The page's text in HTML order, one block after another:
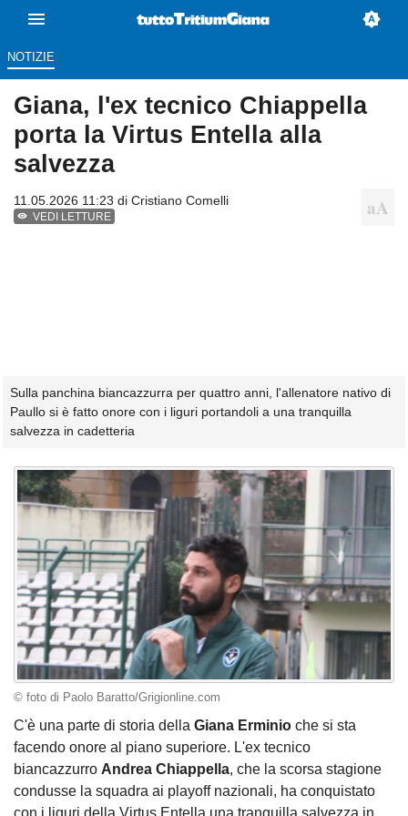
NOTIZIE
Giana, l'ex tecnico Chiappella
porta la Virtus Entella alla
salvezza
11.05.2026 11:23 di Cristiano Comelli
VEDI LETTURE
Sulla panchina biancazzurra per quattro anni, l'allenatore nativo di
Paullo si è fatto onore con i liguri portandoli a una tranquilla
salvezza in cadetteria
© foto di Paolo Baratto/Grigionline.com
C'è una parte di storia della Giana Erminio che si sta
facendo onore al piano superiore. L'ex tecnico
biancazzurro Andrea Chiappella, che la scorsa stagione
condusse la squadra ai playoff nazionali, ha conquistato